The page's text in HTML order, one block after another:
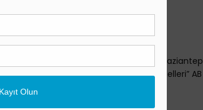
WWF-Türkiye'nin Gaziantep'te Şahinbey
Belediyesi işbirliği ile gerçekleştireceği “Gaziantep
Geri Dönüşüm İşçileri için Yenilikçi İş Modelleri” AB
projesi, hem kaynağında ayrıştırılmış ...